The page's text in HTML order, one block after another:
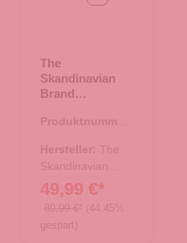
The
Skandinavian
Brand
Leder - Cognac
Produktnummer:
Hersteller: The
Skandinavian
Brand
49,99 €*
89,99 €* (44.45%
gespart)